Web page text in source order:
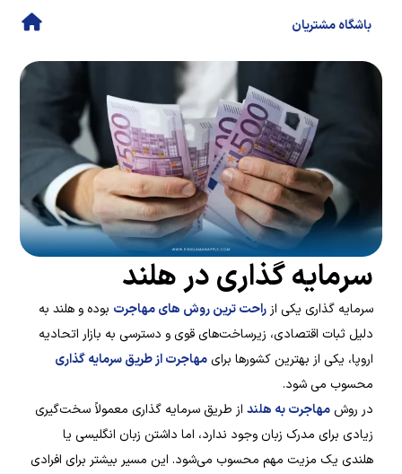
باشگاه مشتریان
سرمایه گذاری در هلند
سرمایه گذاری یکی ازراحت ترین روش های مهاجرت بوده و هلند به
دلیل ثبات اقتصادی، زیرساخت‌های قوی و دسترسی به بازار اتحادیه
اروپا، یکی از بهترین کشورها برایمهاجرت از طریق سرمایه گذاری
محسوب می شود.
در روشمهاجرت به هلند از طریق سرمایه گذاری معمولاً سخت‌گیری
زیادی برای مدرک زبان وجود ندارد، اما داشتن زبان انگلیسی یا
هلندی یک مزیت مهم محسوب می‌شود. این مسیر بیشتر برای افرادی